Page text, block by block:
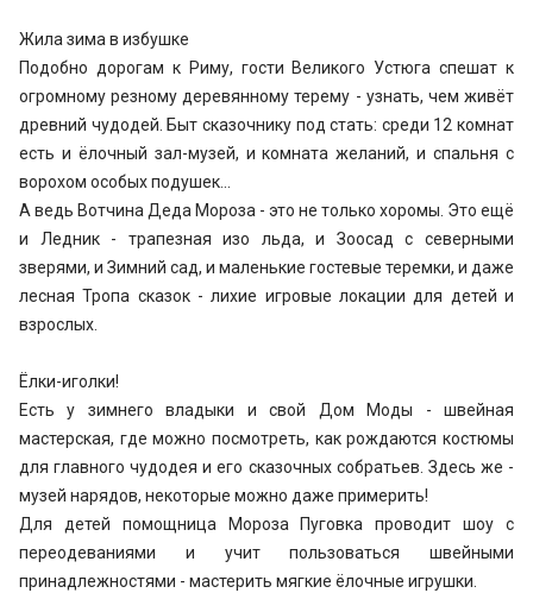
Жила зима в избушке
Подобно дорогам к Риму, гости Великого Устюга спешат к
огромному резному деревянному терему - узнать, чем живёт
древний чудодей. Быт сказочнику под стать: среди 12 комнат
есть и ёлочный зал-музей, и комната желаний, и спальня с
ворохом особых подушек...
А ведь Вотчина Деда Мороза - это не только хоромы. Это ещё
и Ледник - трапезная изо льда, и Зоосад с северными
зверями, и Зимний сад, и маленькие гостевые теремки, и даже
лесная Тропа сказок - лихие игровые локации для детей и
взрослых.
Ёлки-иголки!
Есть у зимнего владыки и свой Дом Моды - швейная
мастерская, где можно посмотреть, как рождаются костюмы
для главного чудодея и его сказочных собратьев. Здесь же -
музей нарядов, некоторые можно даже примерить!
Для детей помощница Мороза Пуговка проводит шоу с
переодеваниями и учит пользоваться швейными
принадлежностями - мастерить мягкие ёлочные игрушки.